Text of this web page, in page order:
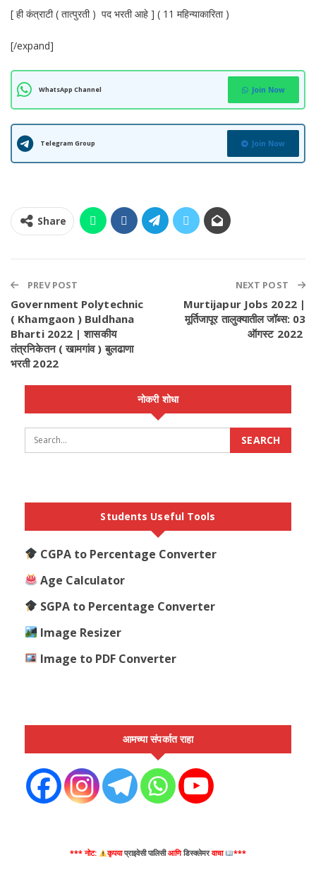
[ ही कंत्राटी ( तात्पुरती ) पद भरती आहे ] ( 11 महिन्याकारिता )
[/expand]
WhatsApp Channel Join Now
Telegram Group Join Now
Share
PREV POST
Government Polytechnic
( Khamgaon ) Buldhana
Bharti 2022 | शासकीय
तंत्रनिकेतन ( खामगांव ) बुलढाणा
भरती 2022
NEXT POST
Murtijapur Jobs 2022 |
मूर्तिजापूर तालुक्यातील जॉब्स: 03
ऑगस्ट 2022
नोकरी शोधा
Students Useful Tools
CGPA to Percentage Converter
Age Calculator
SGPA to Percentage Converter
Image Resizer
Image to PDF Converter
आमच्या संपर्कात राहा
*** नोट: कृपयाप्राइवेसी पालिसीआणिडिस्क्लेमर वाचा ***